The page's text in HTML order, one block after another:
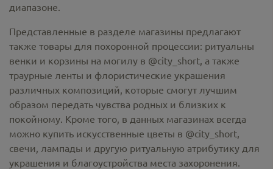
диапазоне.
Представленные в разделе магазины предлагают
также товары для похоронной процессии: ритуальны
венки и корзины на могилу в @city_short, а также
траурные ленты и флористические украшения
различных композиций, которые смогут лучшим
образом передать чувства родных и близких к
покойному. Кроме того, в данных магазинах всегда
можно купить искусственные цветы в @city_short,
свечи, лампады и другую ритуальную атрибутику для
украшения и благоустройства места захоронения.